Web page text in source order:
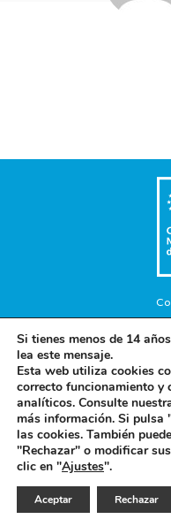
los
Aviso Legal
Concepto diseño y
Si tienes menos de 14
lea este mensaje.
Esta web utiliza cookies
correcto funcionamiento y
analíticos. Consulte
más información. Si pulsa
las cookies. También
"Rechazar" o modificar
clic en "Ajustes".
Aceptar Rechazar
Línea Ética /